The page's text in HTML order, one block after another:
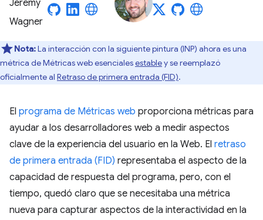
Nota:La interacción con la siguiente pintura (INP) ahora es una
métrica de Métricas web esencialesestabley se reemplazó
oficialmente al Retraso de primera entrada (FID).
El programa de Métricas web proporciona métricas para
ayudar a los desarrolladores web a medir aspectos
clave de la experiencia del usuario en la Web. El retraso
de primera entrada (FID) representaba el aspecto de la
capacidad de respuesta del programa, pero, con el
tiempo, quedó claro que se necesitaba una métrica
nueva para capturar aspectos de la interactividad en la